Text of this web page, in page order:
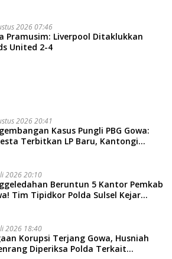
2026 07:46
Pramusim: Liverpool Ditaklukkan
United 2-4
2026 20:41
Kasus Pungli PBG Gowa:
Terbitkan LP Baru, Kantongi
2026 20:10
Beruntun 5 Kantor Pemkab
Tim Tipidkor Polda Sulsel Kejar
2026 18:40
Korupsi Terjang Gowa, Husniah
Diperiksa Polda Terkait